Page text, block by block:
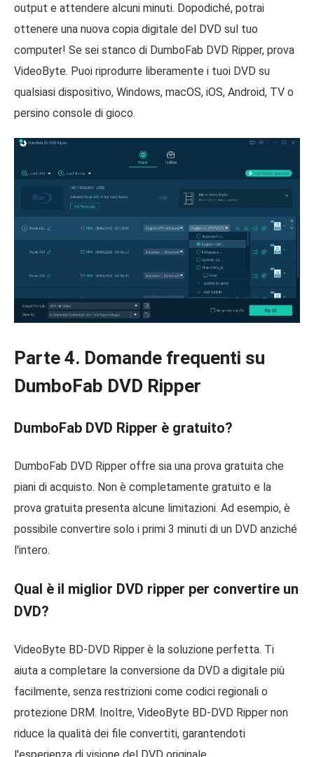
output e attendere alcuni minuti. Dopodiché, potrai
ottenere una nuova copia digitale del DVD sul tuo
computer! Se sei stanco di DumboFab DVD Ripper, prova
VideoByte. Puoi riprodurre liberamente i tuoi DVD su
qualsiasi dispositivo, Windows, macOS, iOS, Android, TV o
persino console di gioco.
Parte 4. Domande frequenti su
DumboFab DVD Ripper
DumboFab DVD Ripper è gratuito?
DumboFab DVD Ripper offre sia una prova gratuita che
piani di acquisto. Non è completamente gratuito e la
prova gratuita presenta alcune limitazioni. Ad esempio, è
possibile convertire solo i primi 3 minuti di un DVD anziché
l'intero.
Qual è il miglior DVD ripper per convertire un
DVD?
VideoByte BD-DVD Ripper è la soluzione perfetta. Ti
aiuta a completare la conversione da DVD a digitale più
facilmente, senza restrizioni come codici regionali o
protezione DRM. Inoltre, VideoByte BD-DVD Ripper non
riduce la qualità dei file convertiti, garantendoti